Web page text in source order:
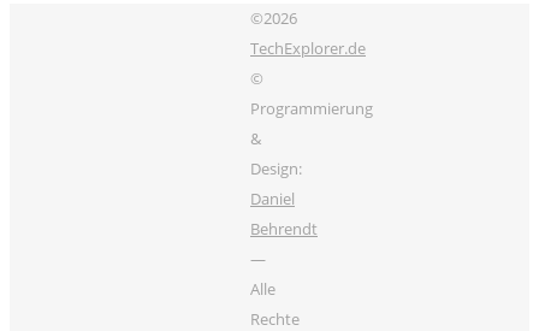
©2026
TechExplorer.de
©
Programmierung
&
Design:
Daniel
Behrendt
—
Alle
Rechte